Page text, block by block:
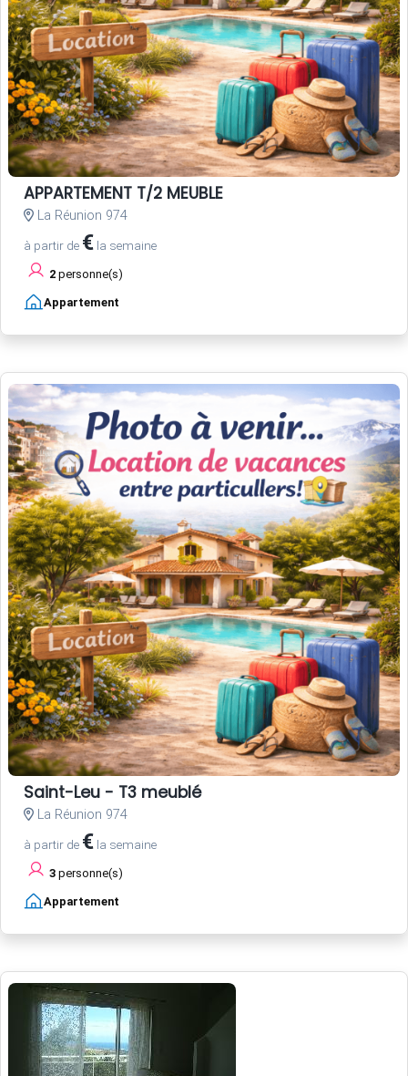
APPARTEMENT T/2 MEUBLE
La Réunion 974
à partir de € la semaine
2 personne(s)
Appartement
Saint-Leu - T3 meublé
La Réunion 974
à partir de € la semaine
3 personne(s)
Appartement